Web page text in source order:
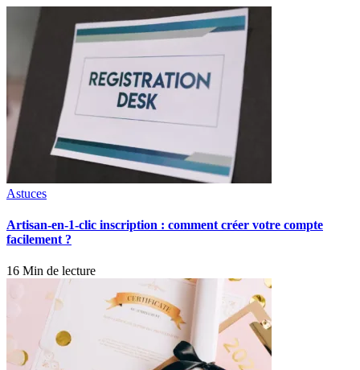
Astuces
Artisan-en-1-clic inscription : comment créer votre compte
facilement ?
16 Min de lecture